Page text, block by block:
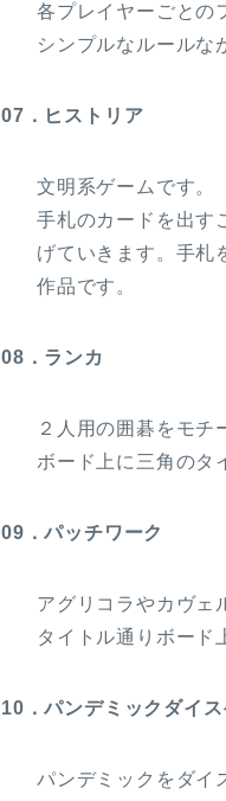
各プレイヤーごとの
シンプルなルールな
07．ヒストリア
文明系ゲームです。
手札のカードを出す
げていきます。手札
作品です。
08．ランカ
２人用の囲碁をモチ
ボード上に三角のタ
09．パッチワーク
アグリコラやカヴェ
タイトル通りボード
10．パンデミックダイ
パンデミックをダイ